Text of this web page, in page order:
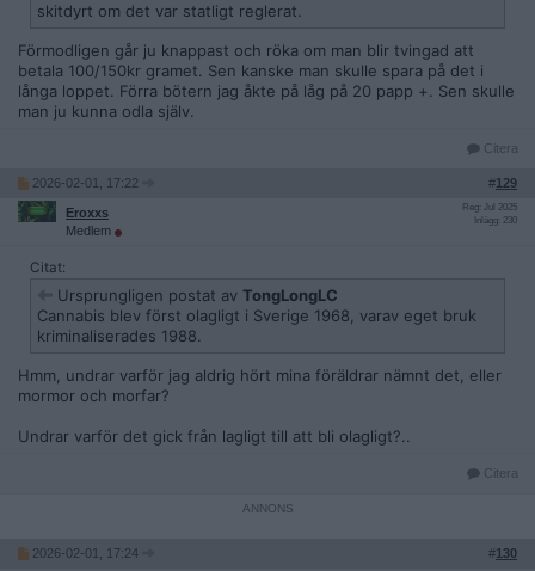
skitdyrt om det var statligt reglerat.
Förmodligen går ju knappast och röka om man blir tvingad att
betala 100/150kr gramet. Sen kanske man skulle spara på det i
långa loppet. Förra bötern jag åkte på låg på 20 papp +. Sen skulle
man ju kunna odla själv.
Citera
2026-02-01, 17:22 #129
Eroxxs
Medlem
Reg: Jul 2025
Inlägg: 230
Citat:
Ursprungligen postat av TongLongLC
Cannabis blev först olagligt i Sverige 1968, varav eget bruk
kriminaliserades 1988.
Hmm, undrar varför jag aldrig hört mina föräldrar nämnt det, eller
mormor och morfar?
Undrar varför det gick från lagligt till att bli olagligt?..
Citera
2026-02-01, 17:24 #130